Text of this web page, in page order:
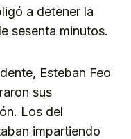
a detener la
sesenta minutos.
Esteban Feo
sus
Los del
impartiendo